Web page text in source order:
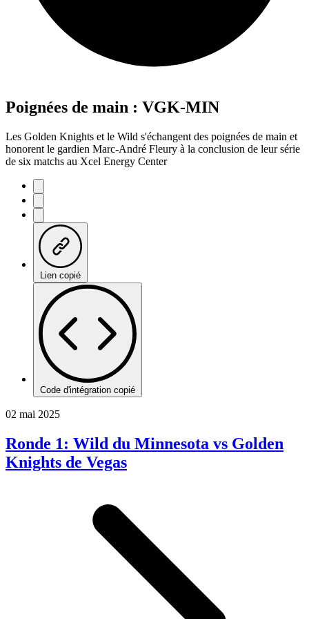
Poignées de main : VGK-MIN
Les Golden Knights et le Wild s'échangent des poignées de main et
honorent le gardien Marc-André Fleury à la conclusion de leur série
de six matchs au Xcel Energy Center
Lien copié
Code d'intégration copié
02 mai 2025
Ronde 1: Wild du Minnesota vs Golden
Knights de Vegas